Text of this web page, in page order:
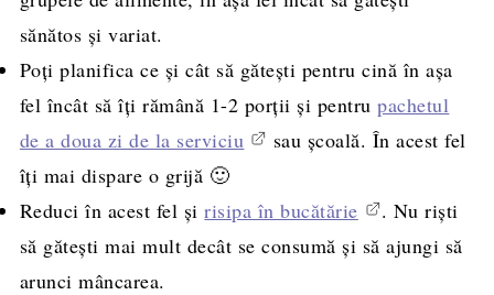
sănătos şi variat.
Poţi planifica ce şi cât să găteşti pentru cină în aşa
fel încât să îţi rămână 1-2 porţii şi pentrupachetul
de a doua zi de la serviciu
sau şcoală. În acest fel
îţi mai dispare o grijă 🙂
Reduci în acest fel şirisipa în bucătărie
. Nu rişti
să găteşti mai mult decât se consumă şi să ajungi să
arunci mâncarea.